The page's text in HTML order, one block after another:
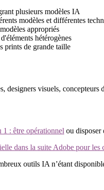
plusieurs modèles IA
modèles et différentes
appropriés
hétérogènes
prints de grande taille
designers visuels,
1 : être opérationnel ou disposer
dans la suite Adobe pour les
outils IA n’étant